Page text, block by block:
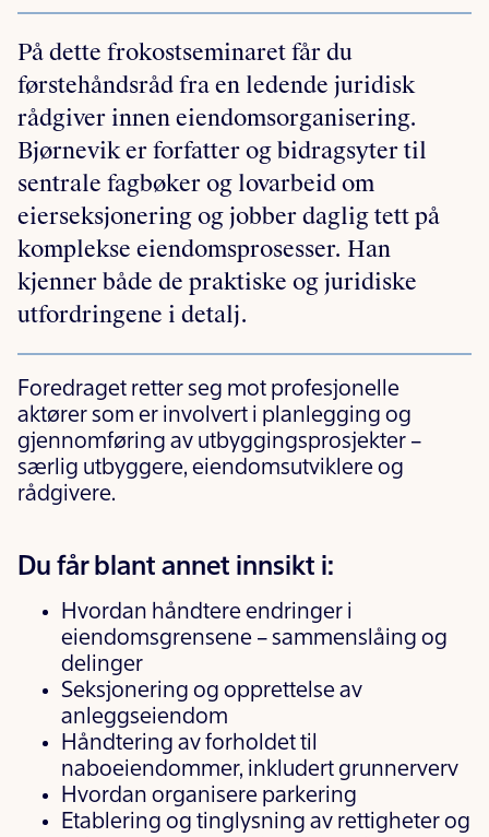
På dette frokostseminaret får du
førstehåndsråd fra en ledende juridisk
rådgiver innen eiendomsorganisering.
Bjørnevik er forfatter og bidragsyter til
sentrale fagbøker og lovarbeid om
eierseksjonering og jobber daglig tett på
komplekse eiendomsprosesser. Han
kjenner både de praktiske og juridiske
utfordringene i detalj.
Foredraget retter seg mot profesjonelle
aktører som er involvert i planlegging og
gjennomføring av utbyggingsprosjekter –
særlig utbyggere, eiendomsutviklere og
rådgivere.
Du får blant annet innsikt i:
Hvordan håndtere endringer i
eiendomsgrensene – sammenslåing og
delinger
Seksjonering og opprettelse av
anleggseiendom
Håndtering av forholdet til
naboeiendommer, inkludert grunnerverv
Hvordan organisere parkering
Etablering og tinglysning av rettigheter og